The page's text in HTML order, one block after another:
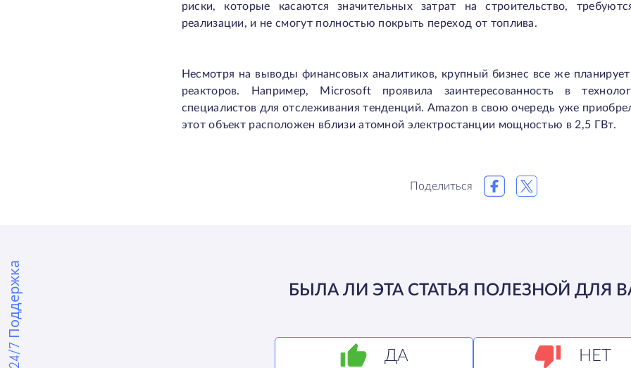
24/7 Поддержка
риски, которые касаются значительных затрат на строительство,
реализации, и не смогут полностью покрыть переход от топлива.
Несмотря на выводы финансовых аналитиков, крупный бизнес все же
реакторов. Например, Microsoft проявила заинтересованность в
специалистов для отслеживания тенденций. Amazon в свою очередь уже
этот объект расположен вблизи атомной электростанции мощностью в 2,5 ГВт.
Поделиться
БЫЛА ЛИ ЭТА СТАТЬЯ ПОЛЕЗНОЙ ДЛЯ
ДА НЕТ